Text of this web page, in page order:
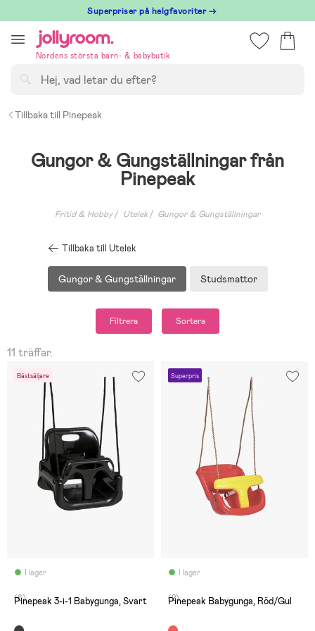
till
innehållet
Superpriser på helgfavoriter →
Nordens största barn- & babybutik
Tillbaka till Pinepeak
Gungor & Gungställningar från
Pinepeak
Fritid & Hobby Utelek Gungor & Gungställningar
Tillbaka till Utelek
Gungor & Gungställningar Studsmattor
Filtrera Sortera
11 träffar.
Bästsäljare
I lager
(6)
Pinepeak 3-i-1 Babygunga, Svart
Superpris
I lager
(2)
Pinepeak Babygunga, Röd/Gul